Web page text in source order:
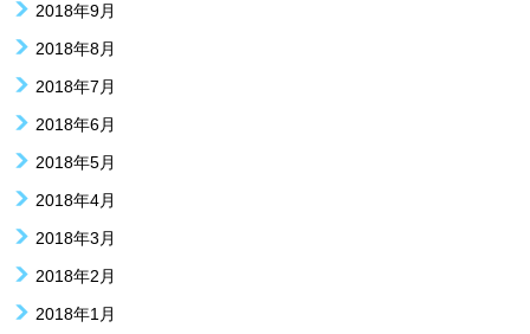
2018年9月
2018年8月
2018年7月
2018年6月
2018年5月
2018年4月
2018年3月
2018年2月
2018年1月